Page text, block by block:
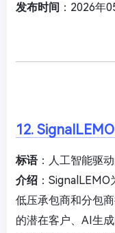
发布时间 ：2026年
12.
标语：人工智能驱
介绍 ：
低压承包商和分包
的潜在客户、AI生